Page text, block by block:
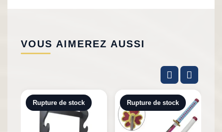
VOUS AIMEREZ AUSSI
Rupture de stock Rupture de stock